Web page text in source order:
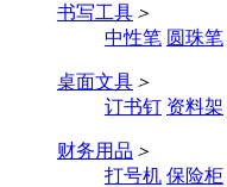
书写工具 ＞
中性笔 圆珠笔
桌面文具 ＞
订书钉 资料架
财务用品 ＞
打号机 保险柜